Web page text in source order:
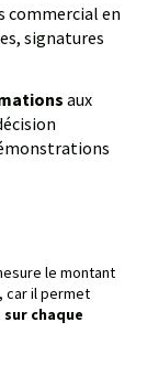
commercial en
signatures
aux
le montant
car il permet
chaque